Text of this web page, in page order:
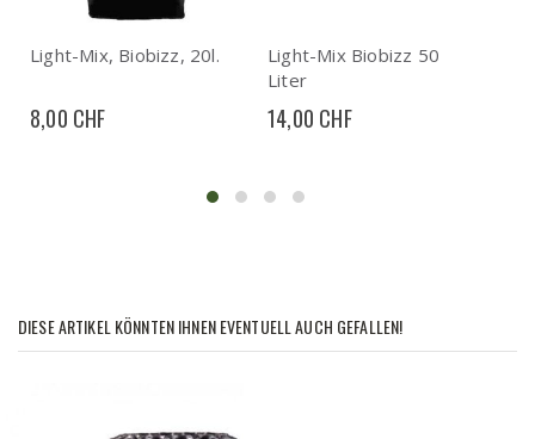
Light-Mix, Biobizz, 20l.
8,00 CHF
Light-Mix Biobizz 50
Liter
14,00 CHF
DIESE ARTIKEL KÖNNTEN IHNEN EVENTUELL AUCH GEFALLEN!